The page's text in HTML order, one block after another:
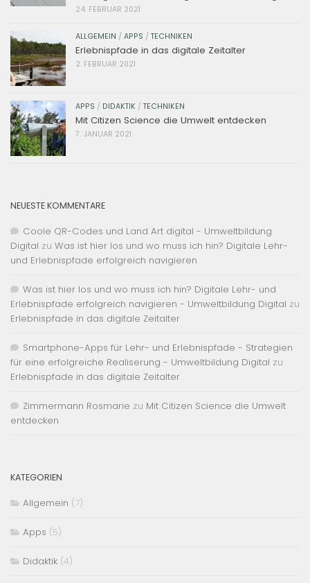
24. FEBRUAR 2021
ALLGEMEIN / APPS / TECHNIKEN
Erlebnispfade in das digitale Zeitalter
2. FEBRUAR 2021
APPS / DIDAKTIK / TECHNIKEN
Mit Citizen Science die Umwelt entdecken
7. JANUAR 2021
NEUESTE KOMMENTARE
Coole QR-Codes und Land Art digital - Umweltbildung
Digital zu Was ist hier los und wo muss ich hin? Digitale Lehr-
und Erlebnispfade erfolgreich navigieren
Was ist hier los und wo muss ich hin? Digitale Lehr- und
Erlebnispfade erfolgreich navigieren - Umweltbildung Digital zu
Erlebnispfade in das digitale Zeitalter
Smartphone-Apps für Lehr- und Erlebnispfade - Strategien
für eine erfolgreiche Realiserung - Umweltbildung Digital zu
Erlebnispfade in das digitale Zeitalter
Zimmermann Rosmarie zu Mit Citizen Science die Umwelt
entdecken
KATEGORIEN
Allgemein (7)
Apps (5)
Didaktik (4)